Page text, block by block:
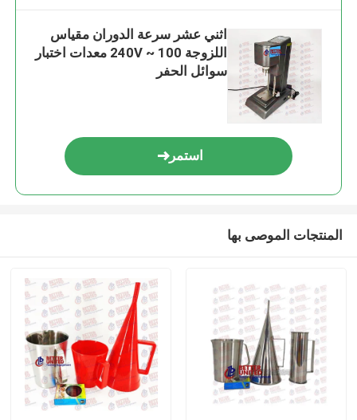
اثني عشر سرعة الدوران مقياس
اللزوجة 100 ~ 240V معدات اختبار
سوائل الحفر
استمر
المنتجات الموصى بها